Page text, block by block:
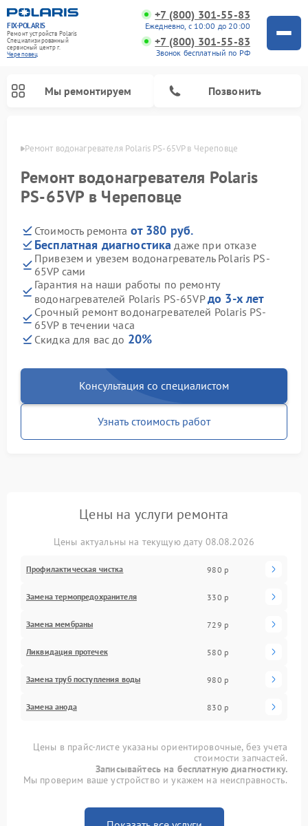
FIX-POLARIS
Ремонт устройств Polaris
Специализированный
cервисный центр г.
Череповец
+7 (800) 301-55-83
Ежедневно, с 10:00 до 20:00
+7 (800) 301-55-83
Звонок бесплатный по РФ
Мы ремонтируем Позвонить
Ремонт водонагревателя Polaris PS-65VP в Череповце
Ремонт водонагревателя Polaris
PS-65VP в Череповце
Стоимость ремонта от 380 руб.
Бесплатная диагностика даже при отказе
Привезем и увезем водонагреватель Polaris PS-
65VP сами
Гарантия на наши работы по ремонту
водонагревателей Polaris PS-65VPдо 3-х лет
Срочный ремонт водонагревателей Polaris PS-
65VP в течении часа
Скидка для вас до 20%
Консультация со специалистом
Узнать стоимость работ
Цены на услуги ремонта
Цены актуальны на текущую дату 08.08.2026
Профилактическая чистка 980 р
Замена термопредохранителя 330 р
Замена мембраны 729 р
Ликвидация протечек 580 р
Замена труб поступления воды 980 р
Замена анода 830 р
Цены в прайс-листе указаны ориентировочные, без учета
стоимости запчастей.
Записывайтесь на бесплатную диагностику.
Мы проверим ваше устройство и укажем на неисправность.